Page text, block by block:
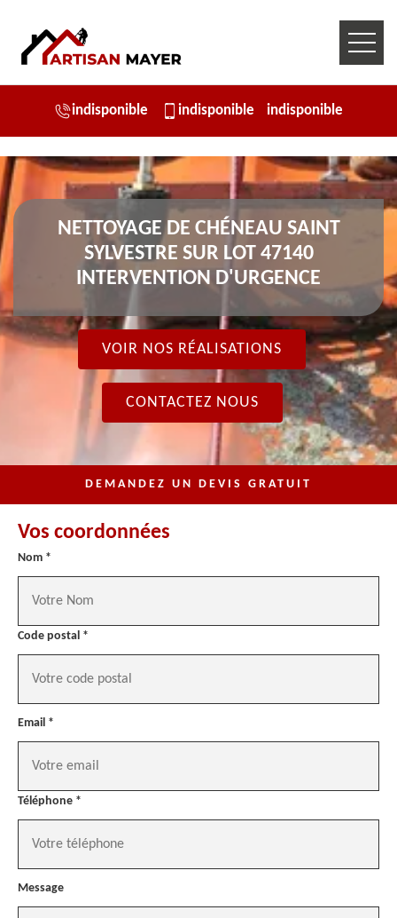
indisponible indisponible indisponible
NETTOYAGE DE CHÉNEAU SAINT
SYLVESTRE SUR LOT 47140
INTERVENTION D'URGENCE
VOIR NOS RÉALISATIONS
CONTACTEZ NOUS
DEMANDEZ UN DEVIS GRATUIT
Vos coordonnées
Nom *
Code postal *
Email *
Téléphone *
Message